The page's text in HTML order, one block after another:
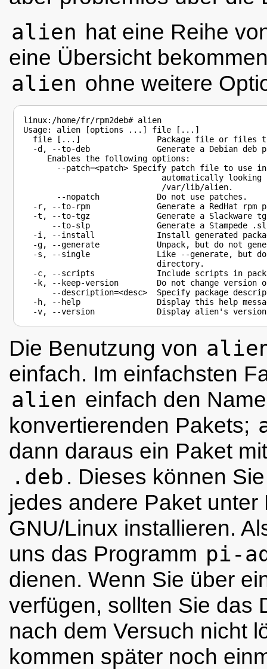
alien hat eine Reihe
eine Übersicht
alien ohne weitere
linux:/home/fr/rpm2deb# alien
Usage: alien [options ...] file [...]
file [...]                Package file or files
-d, --to-deb              Generate a Debian deb
     Enables the following options:
--patch=<patch> Specify patch file to use
automatically
       --nopatch	    Do not use patches.
-r, --to-rpm              Generate a RedHat rpm
-t, --to-tgz              Generate a Slackware
--to-slp              Generate a Stampede
-i, --install             Install generated
-g, --generate            Unpack, but do not
-s, --single              Like --generate, but
                            directory.
-c, --scripts             Include scripts in
-k, --keep-version        Do not change version
--description=<desc>  Specify package
-h, --help                Display this help
Die Benutzung von
einfach. Im einfachsten
alien einfach den
konvertierenden Pakets;
dann daraus ein Paket
.deb . Dieses können
jedes andere Paket unter
GNU/Linux installieren.
uns das Programm pi-
dienen. Wenn Sie über
verfügen, sollten Sie das
nach dem Versuch nicht
kommen später noch